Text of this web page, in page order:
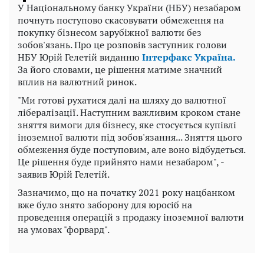
У Національному банку України (НБУ) незабаром
почнуть поступово скасовувати обмеження на
покупку бізнесом зарубіжної валюти без
зобов'язань. Про це розповів заступник голови
НБУ Юрій Гелетій виданню Інтерфакс Україна.
За його словами, це рішення матиме значний
вплив на валютний ринок.
"Ми готові рухатися далі на шляху до валютної
лібералізації. Наступним важливим кроком стане
зняття вимоги для бізнесу, яке стосується купівлі
іноземної валюти під зобов'язання... Зняття цього
обмеження буде поступовим, але воно відбудеться.
Це рішення буде прийнято нами незабаром", -
заявив Юрій Гелетій.
Зазначимо, що на початку 2021 року нацбанком
вже було знято заборону для юросіб на
проведення операцій з продажу іноземної валюти
на умовах "форвард".